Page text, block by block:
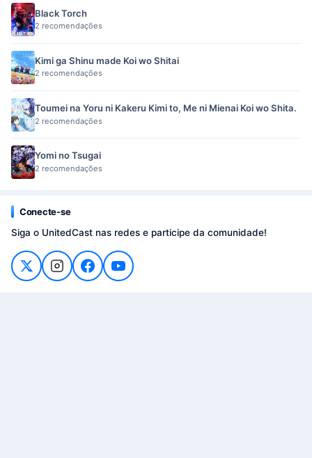
Black Torch
2 recomendações
Kimi ga Shinu made Koi wo Shitai
2 recomendações
Toumei na Yoru ni Kakeru Kimi to, Me ni Mienai Koi wo Shita.
2 recomendações
Yomi no Tsugai
2 recomendações
Conecte-se
Siga o UnitedCast nas redes e participe da comunidade!